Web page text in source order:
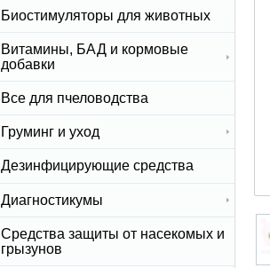
Биостимуляторы для животных
Витамины, БАД и кормовые
добавки
Все для пчеловодства
Груминг и уход
Дезинфицирующие средства
Диагностикумы
Средства защиты от насекомых и
грызунов